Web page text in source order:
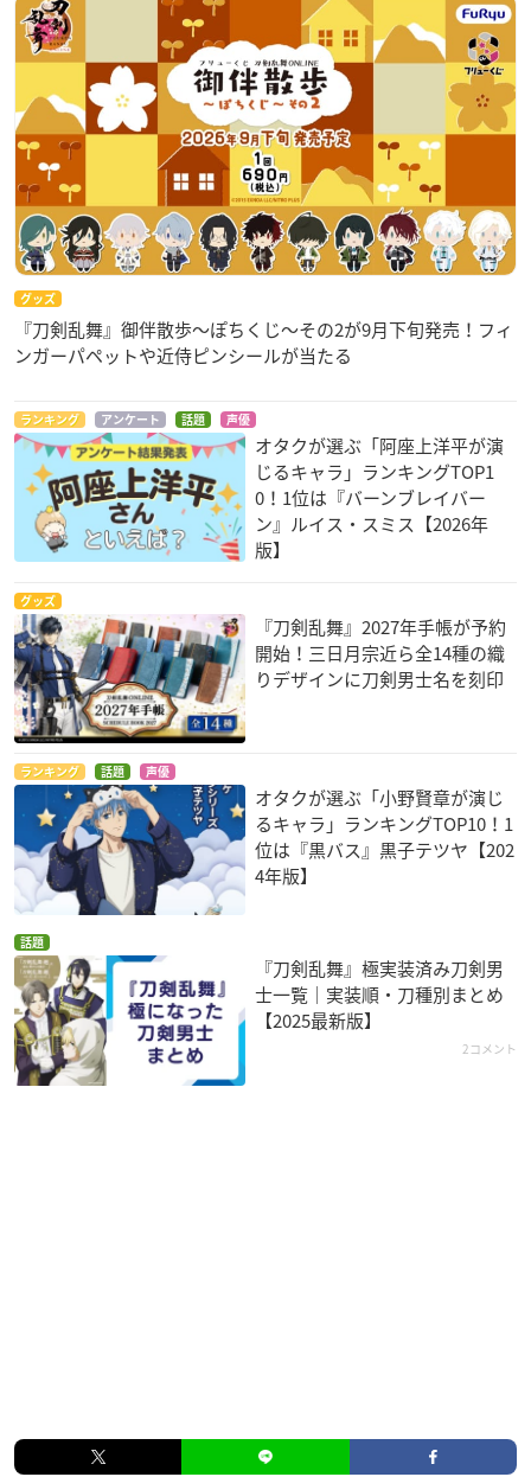
グッズ
『刀剣乱舞』御伴散歩～ぽちくじ～その2が9月下旬発売！フィ
ンガーパペットや近侍ピンシールが当たる
ランキング アンケート 話題 声優
オタクが選ぶ「阿座上洋平が演
じるキャラ」ランキングTOP1
0！1位は『バーンブレイバー
ン』ルイス・スミス【2026年
版】
グッズ
『刀剣乱舞』2027年手帳が予約
開始！三日月宗近ら全14種の織
りデザインに刀剣男士名を刻印
ランキング 話題 声優
オタクが選ぶ「小野賢章が演じ
るキャラ」ランキングTOP10！1
位は『黒バス』黒子テツヤ【202
4年版】
話題
『刀剣乱舞』極実装済み刀剣男
士一覧｜実装順・刀種別まとめ
【2025最新版】
2コメント